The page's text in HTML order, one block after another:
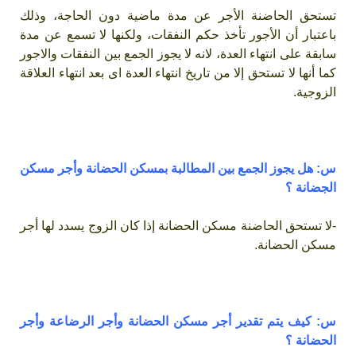
تستحق الحاضنة الأجر عن مدة ماضية دون الحاجة، وذلك
باعتبار أن الأجور تأخذ حكم النفقات، ولكنها لا تسمع عن مدة
سابقة على انتهاء العدة، لانه لا يجوز الجمع بين النفقات والاجور
كما أنها لا تستحق إلا من تاريخ انتهاء العدة اى بعد انتهاء العلاقة
الزوجية.
س: هل يجوز الجمع بين المطالبة بمسكن الحضانة وأجر مسكن
الجضانة ؟
-لا تستحق الحاضنة مسكن الحضانة إذا كان الزوج يسدد لها أجر
مسكن الحضانة.
س: كيف يتم تقدير أجر مسكن الحضانة وأجر الرضاعة وأجر
الحضانة ؟